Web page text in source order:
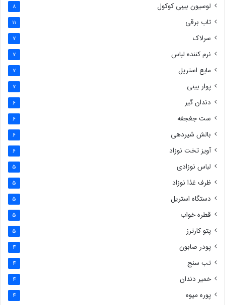
لوسیون بیبی کوکول 8
تاب برقی 11
سرلاک 7
نرم کننده لباس 7
مایع استریل 7
پوار بینی 7
دندان گیر 6
ست جغجغه 6
بالش شیردهی 6
آویز تخت نوزاد 6
لباس نوزادی 5
ظرف غذا نوزاد 5
دستگاه استریل 5
قطره خواب 5
پتو کارترز 5
پودر صابون 4
تب سنج 4
خمیر دندان 4
پوره میوه 4